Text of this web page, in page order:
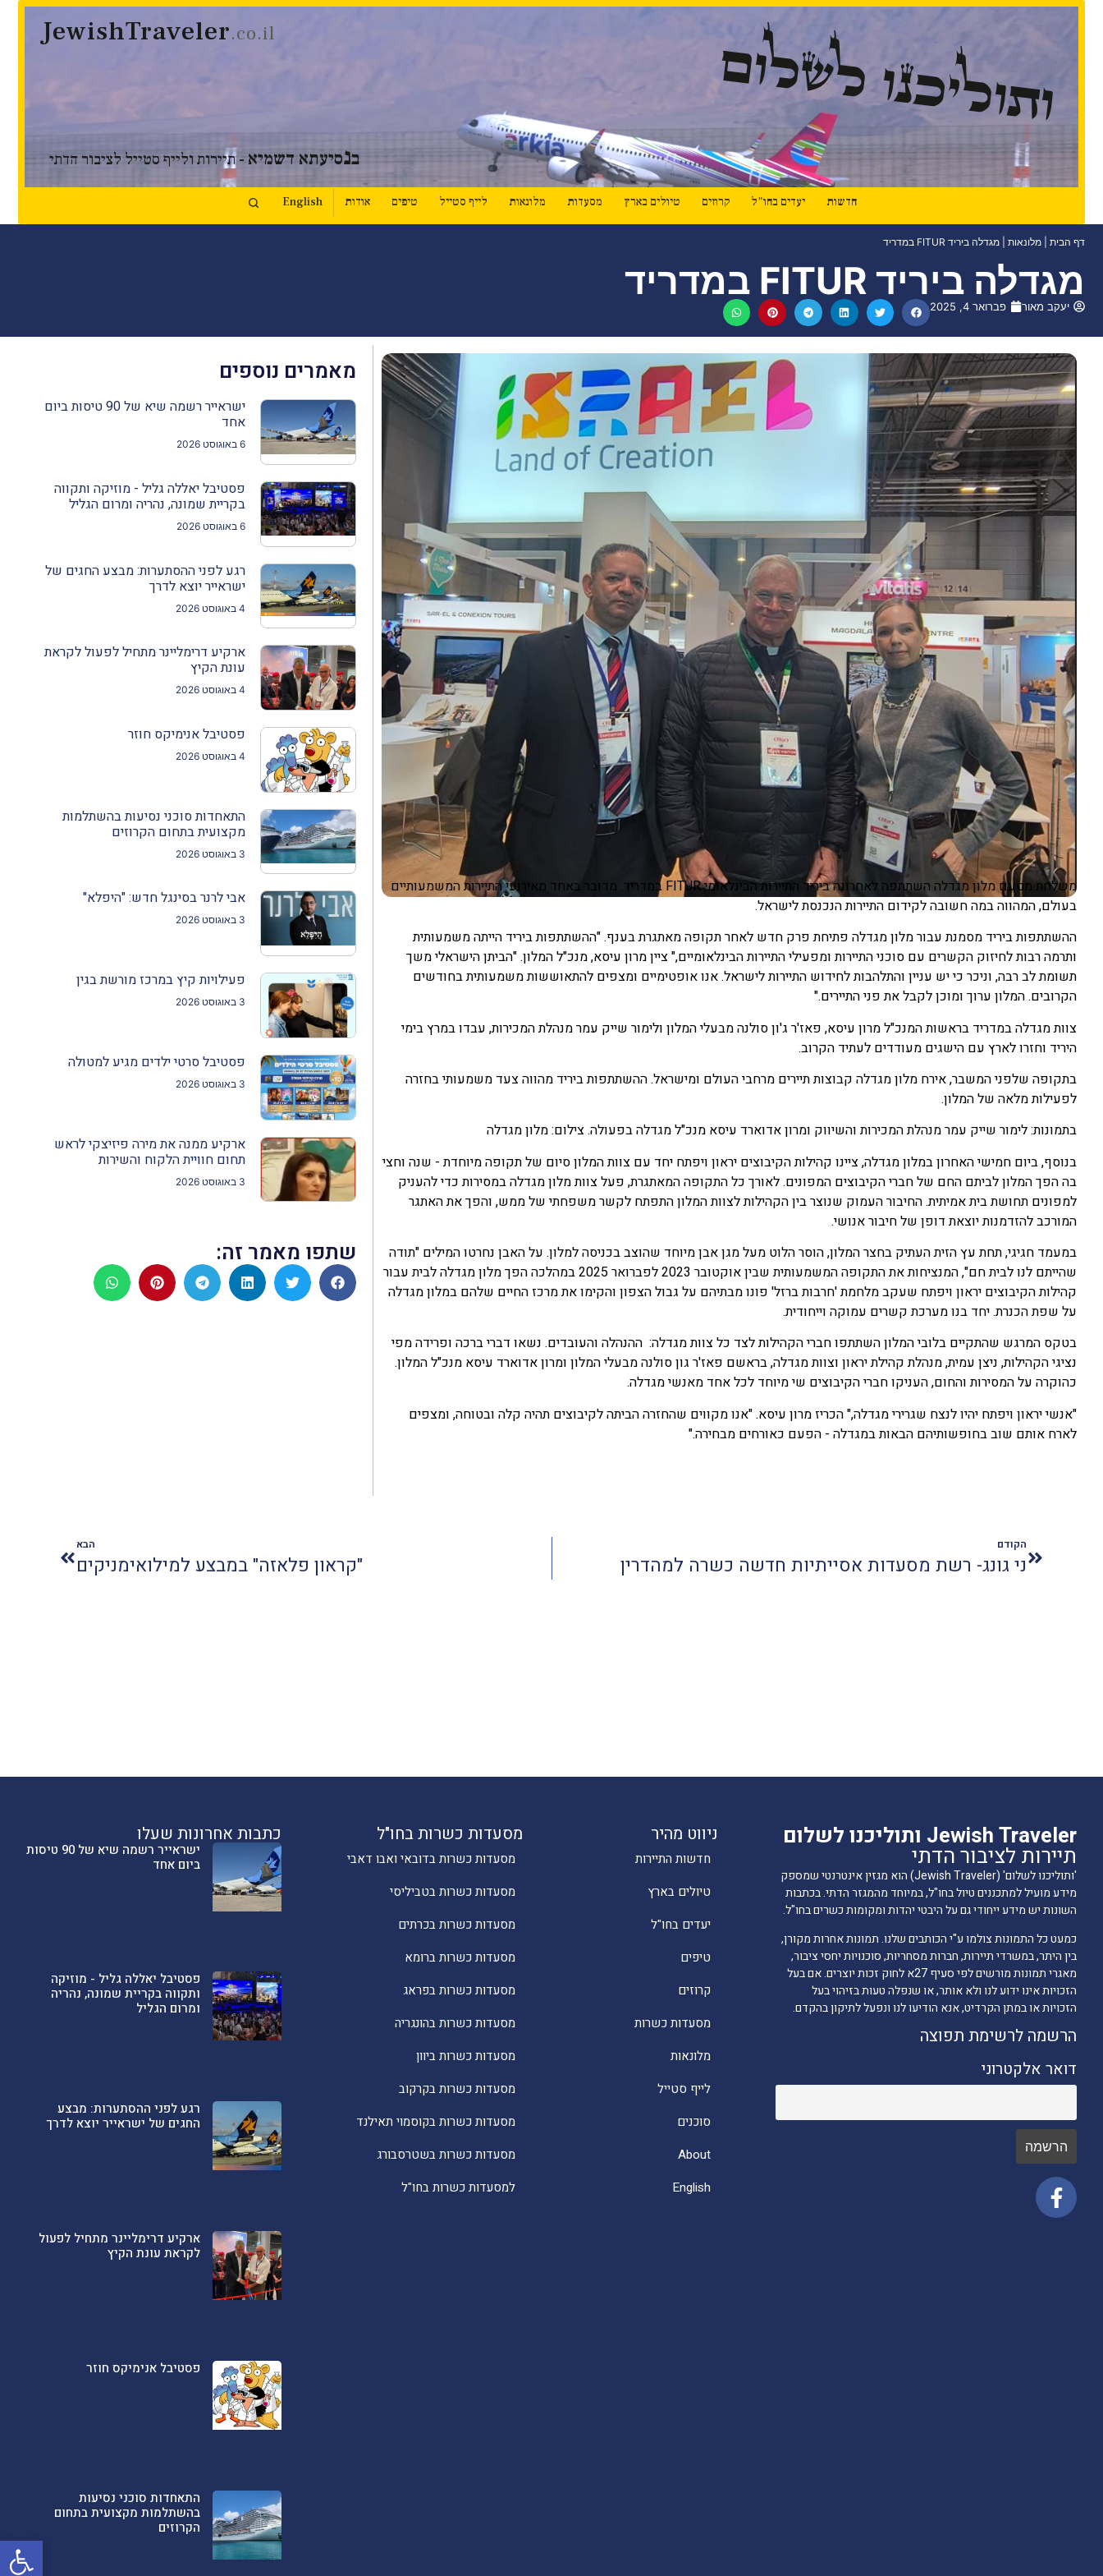
פתח
JewishTraveler.co.il ותוליכנו לשלום
בנסיעתא דשמיא - תיירות ולייף סטייל לציבור הדתי
חדשות יעדים בחו"ל קרוזים טיולים בארץ מסעדות מלונאות לייף סטייל טיפים אודות English
דף הבית מלונאות מגדלה ביריד FITUR במדריד
מגדלה ביריד FITUR במדריד
יעקב מאור פברואר 4, 2025
משלחת מטעם מלון מגדלה השתתפה לאחרונה ביריד התיירות הבינלאומי FITUR במדריד. מדובר באחד מאירועי התיירות המשמעותיים
בעולם, המהווה במה חשובה לקידום התיירות הנכנסת לישראל.
ההשתתפות ביריד מסמנת עבור מלון מגדלה פתיחת פרק חדש לאחר תקופה מאתגרת בענף. "ההשתתפות ביריד הייתה משמעותית
ותרמה רבות לחיזוק הקשרים עם סוכני התיירות ומפעילי התיירות הבינלאומיים," ציין מרון עיסא, מנכ"ל המלון. "הביתן הישראלי משך
תשומת לב רבה, וניכר כי יש עניין והתלהבות לחידוש התיירות לישראל. אנו אופטימיים ומצפים להתאוששות משמעותית בחודשים
הקרובים. המלון ערוך ומוכן לקבל את פני התיירים."
צוות מגדלה במדריד בראשות המנכ"ל מרון עיסא, פאז'ר ג'ון סולנה מבעלי המלון ולימור שייק עמר מנהלת המכירות, עבדו במרץ בימי
היריד וחזרו לארץ עם הישגים מעודדים לעתיד הקרוב.
בתקופה שלפני המשבר, אירח מלון מגדלה קבוצות תיירים מרחבי העולם ומישראל. ההשתתפות ביריד מהווה צעד משמעותי בחזרה
לפעילות מלאה של המלון.
בתמונות: לימור שייק עמר מנהלת המכירות והשיווק ומרון אדוארד עיסא מנכ"ל מגדלה בפעולה. צילום: מלון מגדלה
בנוסף, ביום חמישי האחרון במלון מגדלה, ציינו קהילות הקיבוצים יראון ויפתח יחד עם צוות המלון סיום של תקופה מיוחדת - שנה וחצי
בה הפך המלון לביתם החם של חברי הקיבוצים המפונים. לאורך כל התקופה המאתגרת, פעל צוות מלון מגדלה במסירות כדי להעניק
למפונים תחושת בית אמיתית. החיבור העמוק שנוצר בין הקהילות לצוות המלון התפתח לקשר משפחתי של ממש, והפך את האתגר
המורכב להזדמנות יוצאת דופן של חיבור אנושי.
במעמד חגיגי, תחת עץ הזית העתיק בחצר המלון, הוסר הלוט מעל מגן אבן מיוחד שהוצב בכניסה למלון. על האבן נחרטו המילים "תודה
שהייתם לנו לבית חם", המנציחות את התקופה המשמעותית שבין אוקטובר 2023 לפברואר 2025 במהלכה הפך מלון מגדלה לבית עבור
קהילות הקיבוצים יראון ויפתח שעקב מלחמת 'חרבות ברזל' פונו מבתיהם על גבול הצפון והקימו את מרכז החיים שלהם במלון מגדלה
על שפת הכנרת. יחד בנו מערכת קשרים עמוקה וייחודית.
בטקס המרגש שהתקיים בלובי המלון השתתפו חברי הקהילות לצד כל צוות מגדלה: ההנהלה והעובדים. נשאו דברי ברכה ופרידה מפי
נציגי הקהילות, ניצן עמית, מנהלת קהילת יראון וצוות מגדלה, בראשם פאז'ר גון סולנה מבעלי המלון ומרון אדוארד עיסא מנכ"ל המלון.
כהוקרה על המסירות והחום, העניקו חברי הקיבוצים שי מיוחד לכל אחד מאנשי מגדלה.
"אנשי יראון ויפתח יהיו לנצח שגרירי מגדלה," הכריז מרון עיסא. "אנו מקווים שהחזרה הביתה לקיבוצים תהיה קלה ובטוחה, ומצפים
לארח אותם שוב בחופשותיהם הבאות במגדלה - הפעם כאורחים מבחירה."
מאמרים נוספים
ישראייר רשמה שיא של 90 טיסות ביום
אחד
6 באוגוסט 2026
פסטיבל יאללה גליל - מוזיקה ותקווה
בקריית שמונה, נהריה ומרום הגליל
6 באוגוסט 2026
רגע לפני ההסתערות: מבצע החגים של
ישראייר יוצא לדרך
4 באוגוסט 2026
ארקיע דרימליינר מתחיל לפעול לקראת
עונת הקיץ
4 באוגוסט 2026
פסטיבל אנימיקס חוזר
4 באוגוסט 2026
התאחדות סוכני נסיעות בהשתלמות
מקצועית בתחום הקרוזים
3 באוגוסט 2026
אבי לרנר בסינגל חדש: "היפלא"
3 באוגוסט 2026
פעילויות קיץ במרכז מורשת בגין
3 באוגוסט 2026
פסטיבל סרטי ילדים מגיע למטולה
3 באוגוסט 2026
ארקיע ממנה את מירה פיזיצקי לראש
תחום חוויית הלקוח והשירות
3 באוגוסט 2026
שתפו מאמר זה:
הקודם
ני גונג- רשת מסעדות אסייתיות חדשה כשרה למהדרין
הבא
"קראון פלאזה" במבצע למילואימניקים
כתבות אחרונות שעלו
ישראייר רשמה שיא של 90 טיסות
ביום אחד
פסטיבל יאללה גליל - מוזיקה
ותקווה בקריית שמונה, נהריה
ומרום הגליל
רגע לפני ההסתערות: מבצע
החגים של ישראייר יוצא לדרך
ארקיע דרימליינר מתחיל לפעול
לקראת עונת הקיץ
פסטיבל אנימיקס חוזר
התאחדות סוכני נסיעות
בהשתלמות מקצועית בתחום
הקרוזים
מסעדות כשרות בחו"ל
מסעדות כשרות בדובאי ואבו דאבי
מסעדות כשרות בטביליסי
מסעדות כשרות בכרתים
מסעדות כשרות ברומא
מסעדות כשרות בפראג
מסעדות כשרות בהונגריה
מסעדות כשרות ביוון
מסעדות כשרות בקרקוב
מסעדות כשרות בקוסמוי תאילנד
מסעדות כשרות בשטרסבורג
למסעדות כשרות בחו"ל
ניווט מהיר
חדשות התיירות
טיולים בארץ
יעדים בחו"ל
טיפים
קרוזים
מסעדות כשרות
מלונאות
לייף סטייל
סוכנים
About
English
Jewish Traveler ותוליכנו לשלום
תיירות לציבור הדתי
'ותוליכנו לשלום' (Jewish Traveler) הוא מגזין אינטרנטי שמספק
מידע מועיל למתכננים טיול בחו"ל, במיוחד מהמגזר הדתי. בכתבות
השונות יש מידע ייחודי גם על היבטי יהדות ומקומות כשרים בחו"ל.
כמעט כל התמונות צולמו ע"י הכותבים שלנו. תמונות אחרות מקורן,
בין היתר, במשרדי תיירות, חברות מסחריות, סוכנויות יחסי ציבור,
מאגרי תמונות מורשים לפי סעיף 27א לחוק זכות יוצרים. אם בעל
הזכויות אינו ידוע לנו ולא אותר, או שנפלה טעות בזיהוי בעל
הזכויות או במתן הקרדיט, אנא הודיעו לנו ונפעל לתיקון בהקדם.
הרשמה לרשימת תפוצה
דואר אלקטרוני